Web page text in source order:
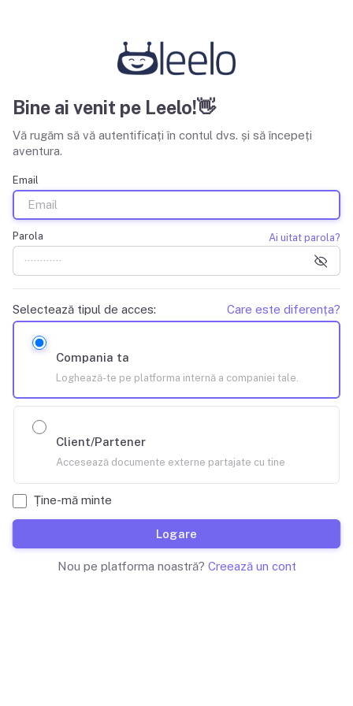
Bine ai venit pe Leelo!👋
Vă rugăm să vă autentificați în contul dvs. și să începeți
aventura.
Email
Parola Ai uitat parola?
Selectează tipul de acces: Care este diferența?
Compania ta
Loghează-te pe platforma internă a companiei tale.
Client/Partener
Accesează documente externe partajate cu tine
Ține-mă minte
Logare
Nou pe platforma noastră? Creează un cont